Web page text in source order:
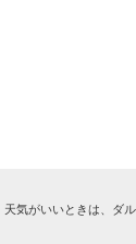
気がいいときは、ダ